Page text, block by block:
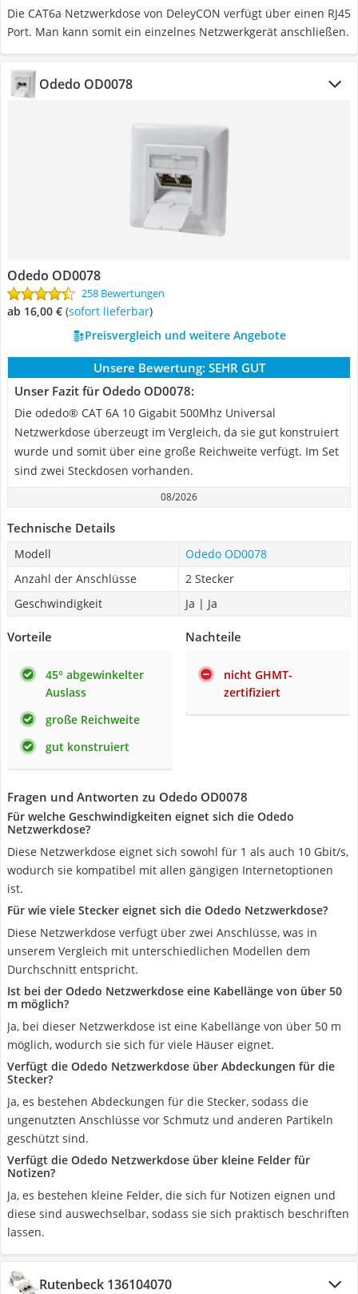
Die CAT6a Netzwerkdose von DeleyCON verfügt über einen RJ45
Port. Man kann somit ein einzelnes Netzwerkgerät anschließen.
Odedo OD0078
Odedo OD0078
258 Bewertungen
ab 16,00 € ( Sofort lieferbar)
Preisvergleich und weitere Angebote
Unsere Bewertung: SEHR GUT
Unser Fazit für Odedo OD0078:
Die odedo® CAT 6A 10 Gigabit 500Mhz Universal
Netzwerkdose überzeugt im Vergleich, da sie gut konstruiert
wurde und somit über eine große Reichweite verfügt. Im Set
sind zwei Steckdosen vorhanden.
08/2026
Technische Details
Modell
Odedo OD0078
Anzahl der Anschlüsse
2 Stecker
Geschwindigkeit
Ja | Ja
Vorteile
45° abgewinkelter
Auslass
große Reichweite
gut konstruiert
Nachteile
nicht GHMT-
zertifiziert
Fragen und Antworten zu Odedo OD0078
Für welche Geschwindigkeiten eignet sich die Odedo
Netzwerkdose?
Diese Netzwerkdose eignet sich sowohl für 1 als auch 10 Gbit/s,
wodurch sie kompatibel mit allen gängigen Internetoptionen
ist.
Für wie viele Stecker eignet sich die Odedo Netzwerkdose?
Diese Netzwerkdose verfügt über zwei Anschlüsse, was in
unserem Vergleich mit unterschiedlichen Modellen dem
Durchschnitt entspricht.
Ist bei der Odedo Netzwerkdose eine Kabellänge von über 50
m möglich?
Ja, bei dieser Netzwerkdose ist eine Kabellänge von über 50 m
möglich, wodurch sie sich für viele Häuser eignet.
Verfügt die Odedo Netzwerkdose über Abdeckungen für die
Stecker?
Ja, es bestehen Abdeckungen für die Stecker, sodass die
ungenutzten Anschlüsse vor Schmutz und anderen Partikeln
geschützt sind.
Verfügt die Odedo Netzwerkdose über kleine Felder für
Notizen?
Ja, es bestehen kleine Felder, die sich für Notizen eignen und
diese sind auswechselbar, sodass sie sich praktisch beschriften
lassen.
Rutenbeck 136104070